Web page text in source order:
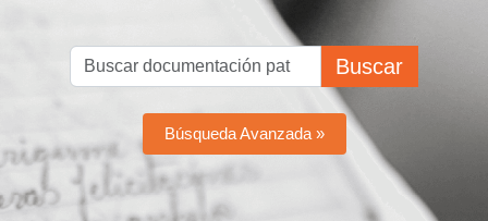
Buscar
Búsqueda Avanzada »